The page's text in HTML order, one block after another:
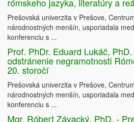
Prešovská univerzita v Prešove,
národnostných menšín, usporiadala
konferenciu s ...
Prof. PhDr. Eduard Lukáč,
odstránenie negramotnosti
20. storočí
Prešovská univerzita v Prešove,
národnostných menšín, usporiadala
konferenciu s ...
Mgr. Róbert Závacký, PhD. -